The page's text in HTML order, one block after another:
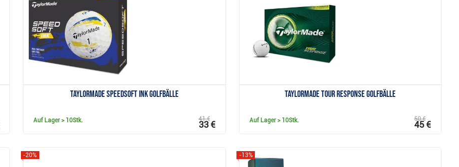
TaylorMade SpeedSoft Ink Golfbälle
Auf Lager> 10Stk. 41 €
33 €
Anzeigen
TaylorMade Tour Response Golfbälle
Auf Lager> 10Stk. 50 €
45 €
Anzeigen
-20% -13%